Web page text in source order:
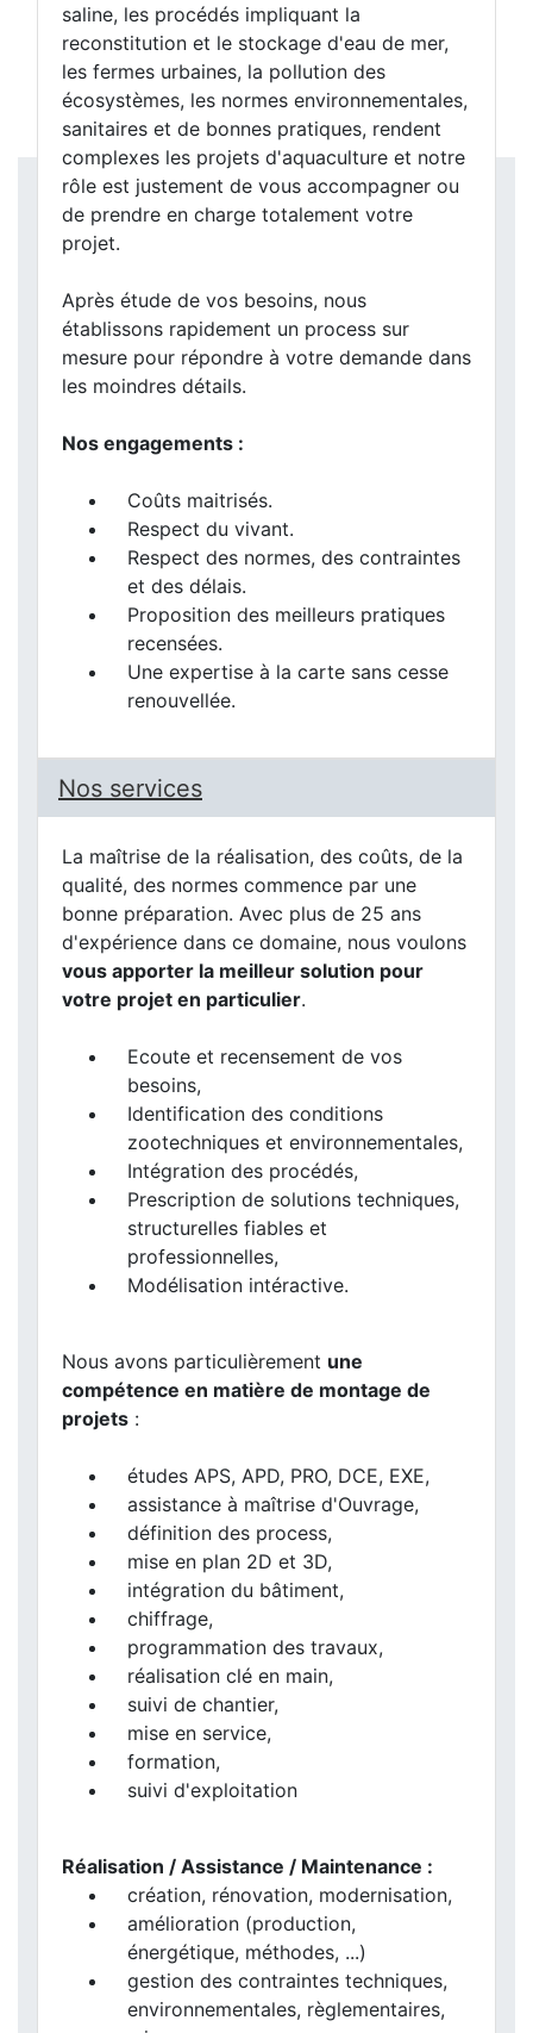
saline, les procédés impliquant la
reconstitution et le stockage d'eau de mer,
les fermes urbaines, la pollution des
écosystèmes, les normes environnementales,
sanitaires et de bonnes pratiques, rendent
complexes les projets d'aquaculture et notre
rôle est justement de vous accompagner ou
de prendre en charge totalement votre
projet.
Après étude de vos besoins, nous
établissons rapidement un process sur
mesure pour répondre à votre demande dans
les moindres détails.
Nos engagements :
Coûts maitrisés.
Respect du vivant.
Respect des normes, des contraintes
et des délais.
Proposition des meilleurs pratiques
recensées.
Une expertise à la carte sans cesse
renouvellée.
Nos services
La maîtrise de la réalisation, des coûts, de la
qualité, des normes commence par une
bonne préparation. Avec plus de 25 ans
d'expérience dans ce domaine, nous voulons
vous apporter la meilleur solution pour
votre projet en particulier.
Ecoute et recensement de vos
besoins,
Identification des conditions
zootechniques et environnementales,
Intégration des procédés,
Prescription de solutions techniques,
structurelles fiables et
professionnelles,
Modélisation intéractive.
Nous avons particulièrement une
compétence en matière de montage de
projets :
études APS, APD, PRO, DCE, EXE,
assistance à maîtrise d'Ouvrage,
définition des process,
mise en plan 2D et 3D,
intégration du bâtiment,
chiffrage,
programmation des travaux,
réalisation clé en main,
suivi de chantier,
mise en service,
formation,
suivi d'exploitation
Réalisation / Assistance / Maintenance :
création, rénovation, modernisation,
amélioration (production,
énergétique, méthodes, ...)
gestion des contraintes techniques,
environnementales, règlementaires,